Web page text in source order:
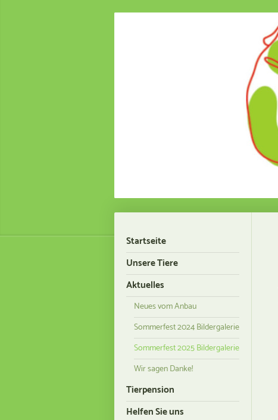
Startseite
Unsere Tiere
Aktuelles
Neues vom Anbau
Sommerfest 2024 Bildergalerie
Sommerfest 2025 Bildergalerie
Wir sagen Danke!
Tierpension
Helfen Sie uns